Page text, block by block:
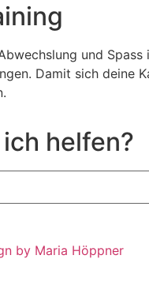
und Spass
Damit sich deine
helfen?
by Maria Höppner